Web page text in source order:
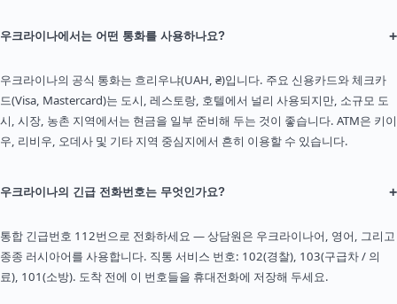
우크라이나에서는 어떤 통화를 사용하나요? +
우크라이나의 공식 통화는 흐리우냐(UAH, ₴)입니다. 주요 신용카드와 체크카
드(Visa, Mastercard)는 도시, 레스토랑, 호텔에서 널리 사용되지만, 소규모 도
시, 시장, 농촌 지역에서는 현금을 일부 준비해 두는 것이 좋습니다. ATM은 키이
우, 리비우, 오데사 및 기타 지역 중심지에서 흔히 이용할 수 있습니다.
우크라이나의 긴급 전화번호는 무엇인가요? +
통합 긴급번호 112번으로 전화하세요 — 상담원은 우크라이나어, 영어, 그리고
종종 러시아어를 사용합니다. 직통 서비스 번호: 102(경찰), 103(구급차 / 의
료), 101(소방). 도착 전에 이 번호들을 휴대전화에 저장해 두세요.